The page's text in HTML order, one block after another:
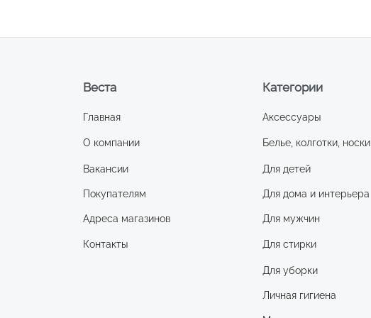
Категории
Аксессуары
Белье, колготки, носки
Для детей
Для дома и интерьера
Для мужчин
Для стирки
Для уборки
Личная гигиена
Веста
Главная
О компании
Вакансии
Покупателям
Адреса магазинов
Контакты